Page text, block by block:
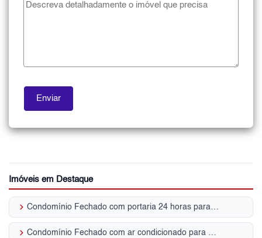
Imóveis em Destaque
keyboard_arrow_right Condomínio Fechado com portaria 24 horas para Venda | Barro Branco (Zona Norte)
keyboard_arrow_right Condomínio Fechado com ar condicionado para Venda | Barro Branco (Zona Norte)